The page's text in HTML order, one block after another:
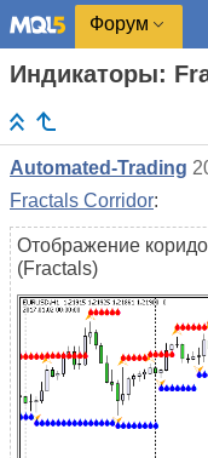
Форум
Индикаторы:
Automated-Trading
Fractals Corridor:
Отображение
(Fractals)